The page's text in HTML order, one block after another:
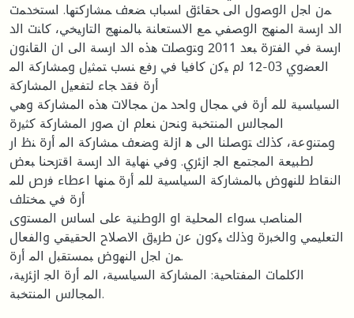
ﻤن اﺠل اﻟوﺼول اﻟﻰ ﺤﻘﺎﺌق اﺴﺒﺎب ﻀﻌف ﻤﺸﺎرﻛﺘﻬﺎ. اﺴﺘﺨدﻤت
اﻟد ارﺴﺔ اﻟﻤﻨﻬﺞ اﻟوﺼﻔﻲ ﻤﻊ اﻻﺴﺘﻌﺎﻨﺔ ﺒﺎﻟﻤﻨﻬﺞ اﻟﺘﺎرﯿﺨﻲ، ﻛﺎﻨت اﻟد
ارﺴﺔ ﻓﻲ اﻟﻔﺘرة ﺒﻌد 2011 وﺘوﺼﻠت ﻫذﻩ اﻟد ارﺴﺔ اﻟﻰ ان اﻟﻘﺎﻨون
اﻟﻌﻀوي 03-12 ﻟم ﯿﻛن ﻛﺎﻓﯿﺎ ﻓﻲ رﻓﻊ ﻨﺴب ﺘﻤﺜﯿل وﻤﺸﺎرﻛﺔ اﻟﻤ
أرة ﻓﻘد ﺠﺎء ﻟﺘﻔﻌﯿل اﻟﻤﺸﺎرﻛﺔ
اﻟﺴﯿﺎﺴﯿﺔ ﻟﻠﻤ أرة ﻓﻲ ﻤﺠﺎل واﺤد ﻤن ﻤﺠﺎﻻت ﻫذﻩ اﻟﻤﺸﺎرﻛﺔ وﻫﻲ
اﻟﻤﺠﺎﻟس اﻟﻤﻨﺘﺨﺒﺔ وﻨﺤن ﻨﻌﻠم ان ﺼور اﻟﻤﺸﺎرﻛﺔ ﻛﺜﯿرة
وﻤﺘﻨوﻋﺔ، ﻛذﻟك ﺘوﺼﻠﻨﺎ اﻟﻰ ﻫ ازﻟﺔ وﻀﻌف ﻤﺸﺎرﻛﺔ اﻟﻤ أرة ﻨظ ار
ﻟطﺒﯿﻌﺔ اﻟﻤﺠﺘﻤﻊ اﻟﺠ ازﺌري. وﻓﻲ ﻨﻬﺎﯿﺔ اﻟد ارﺴﺔ اﻗﺘرﺤﻨﺎ ﺒﻌض
اﻟﻨﻘﺎط ﻟﻠﻨﻬوض ﺒﺎﻟﻤﺸﺎرﻛﺔ اﻟﺴﯿﺎﺴﯿﺔ ﻟﻠﻤ أرة ﻤﻨﻬﺎ اﻋطﺎء ﻓرص ﻟﻠﻤ
أرة ﻓﻲ ﻤﺨﺘﻠف
اﻟﻤﻨﺎﺼب ﺴواء اﻟﻤﺤﻠﯿﺔ او اﻟوطﻨﯿﺔ ﻋﻠﻰ اﺴﺎس اﻟﻤﺴﺘوى
اﻟﺘﻌﻠﯿﻤﻲ واﻟﺨﺒرة وذﻟك ﯿﻛون ﻋن طرﯿق اﻻﺼﻼح اﻟﺤﻘﯿﻘﻲ واﻟﻔﻌﺎل
ﻤن اﺠل اﻟﻨﻬوض ﺒﻤﺴﺘﻘﺒل اﻟﻤ أرة.
اﻟﻛﻠﻤﺎت اﻟﻤﻔﺘﺎﺤﯿﺔ: اﻟﻤﺸﺎرﻛﺔ اﻟﺴﯿﺎﺴﯿﺔ، اﻟﻤ أرة اﻟﺠ ازﺌرﯿﺔ،
اﻟﻤﺠﺎﻟس اﻟﻤﻨﺘﺨﺒﺔ.